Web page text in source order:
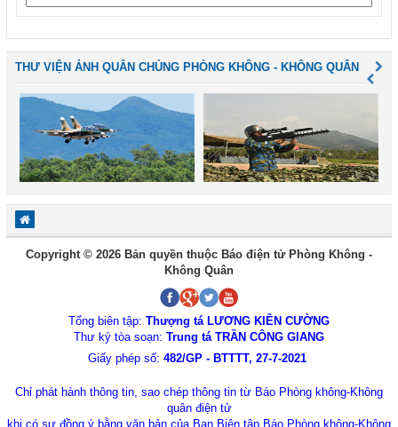
THƯ VIỆN ẢNH QUÂN CHỦNG PHÒNG KHÔNG - KHÔNG QUÂN
Copyright © 2026 Bản quyền thuộc Báo điện tử Phòng Không -
Không Quân
Tổng biên tập: Thượng tá LƯƠNG KIÊN CƯỜNG
Thư ký tòa soạn: Trung tá TRẦN CÔNG GIANG
Giấy phép số: 482/GP - BTTTT, 27-7-2021
Chỉ phát hành thông tin, sao chép thông tin từ Báo Phòng không-Không
quân điện tử
khi có sự đồng ý bằng văn bản của Ban Biên tập Báo Phòng không-Không